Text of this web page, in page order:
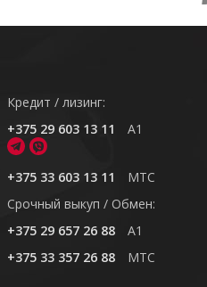
Кредит / лизинг:
+375 29 603 13 11
A1
+375 33 603 13 11
MTC
Cрочный выкуп / Обмен:
+375 29 657 26 88
A1
+375 33 357 26 88
MTC